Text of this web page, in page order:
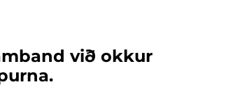
við okkur